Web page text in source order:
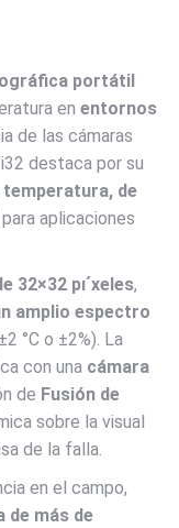
portátil
en entornos
de las cámaras
destaca por su
temperatura, de
aplicaciones
32×32 pıˊxeles,
amplio espectro
±2 °C o ±2%). La
con una cámara
de Fusión de
sobre la visual
de la falla.
en el campo,
de más de